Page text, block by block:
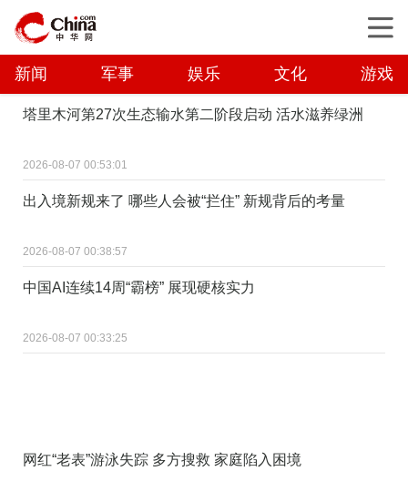
新闻 军事 娱乐 文化 游戏
塔里木河第27次生态输水第二阶段启动 活水滋养绿洲
2026-08-07 00:53:01
出入境新规来了 哪些人会被“拦住” 新规背后的考量
2026-08-07 00:38:57
中国AI连续14周“霸榜” 展现硬核实力
2026-08-07 00:33:25
网红“老表”游泳失踪 多方搜救 家庭陷入困境